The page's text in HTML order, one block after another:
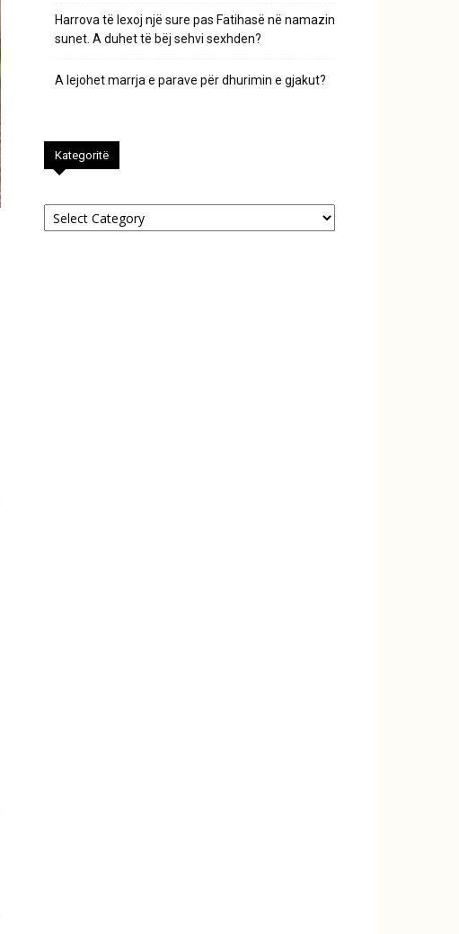
Harrova të lexoj një sure pas Fatihasë në namazin
sunet. A duhet të bëj sehvi sexhden?
A lejohet marrja e parave për dhurimin e gjakut?
Kategoritë
Kategoritë